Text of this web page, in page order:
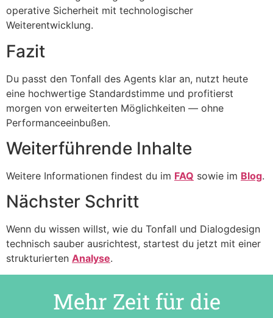
operative Sicherheit mit technologischer
Weiterentwicklung.
Fazit
Du passt den Tonfall des Agents klar an, nutzt heute
eine hochwertige Standardstimme und profitierst
morgen von erweiterten Möglichkeiten — ohne
Performanceeinbußen.
Weiterführende Inhalte
Weitere Informationen findest du im FAQ sowie im Blog.
Nächster Schritt
Wenn du wissen willst, wie du Tonfall und Dialogdesign
technisch sauber ausrichtest, startest du jetzt mit einer
strukturierten Analyse.
Mehr Zeit für die